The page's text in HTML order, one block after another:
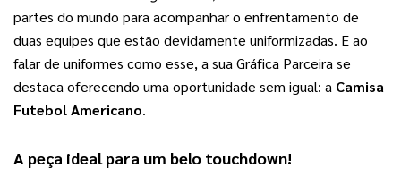
partes do mundo para acompanhar o enfrentamento de
duas equipes que estão devidamente uniformizadas. E ao
falar de uniformes como esse, a sua Gráfica Parceira se
destaca oferecendo uma oportunidade sem igual: a Camisa
Futebol Americano.
A peça ideal para um belo touchdown!